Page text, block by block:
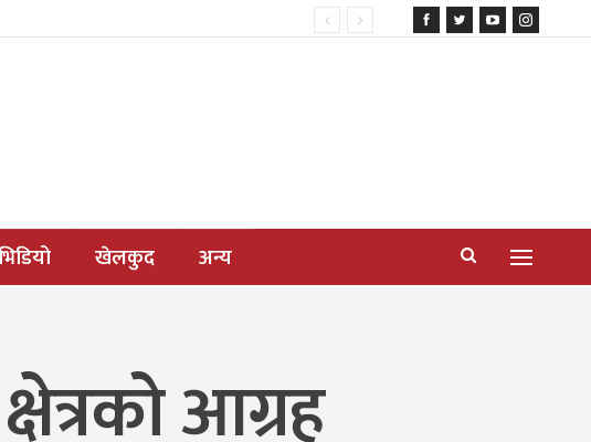
खेलकुद अन्य
आग्रह